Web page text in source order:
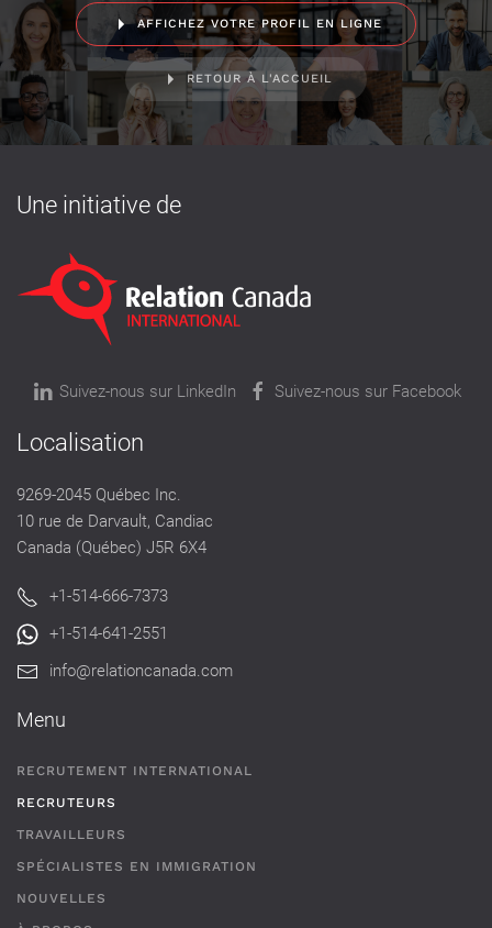
AFFICHEZ VOTRE PROFIL EN LIGNE
RETOUR À L'ACCUEIL
Une initiative de
Suivez-nous sur LinkedIn Suivez-nous sur Facebook
Localisation
9269-2045 Québec Inc.
10 rue de Darvault, Candiac
Canada (Québec) J5R 6X4
+1-514-666-7373
+1-514-641-2551
info@relationcanada.com
Menu
RECRUTEMENT INTERNATIONAL
RECRUTEURS
TRAVAILLEURS
SPÉCIALISTES EN IMMIGRATION
NOUVELLES